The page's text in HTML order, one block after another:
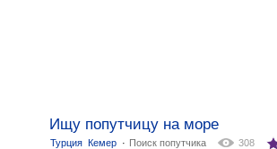
Ищу попутчицу на море
Турция Кемер Поиск попутчика 308